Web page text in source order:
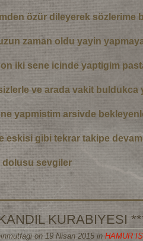
özür dileyerek sözlerime
zaman oldu yayin
iki sene icinde yaptigim
ve arada vakit buldukca
yapmistim arsivde
eskisi gibi tekrar takipe
dolusu sevgiler
KURABIYESI
on 19 Nisan 2015 in HAMUR